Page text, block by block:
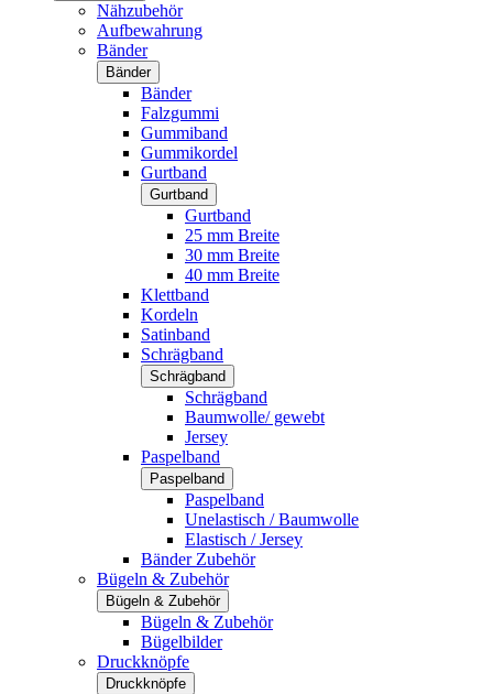
Nähzubehör
Aufbewahrung
Bänder
Bänder
Bänder
Falzgummi
Gummiband
Gummikordel
Gurtband
Gurtband
Gurtband
25 mm Breite
30 mm Breite
40 mm Breite
Klettband
Kordeln
Satinband
Schrägband
Schrägband
Schrägband
Baumwolle/ gewebt
Jersey
Paspelband
Paspelband
Paspelband
Unelastisch / Baumwolle
Elastisch / Jersey
Bänder Zubehör
Bügeln & Zubehör
Bügeln & Zubehör
Bügeln & Zubehör
Bügelbilder
Druckknöpfe
Druckknöpfe